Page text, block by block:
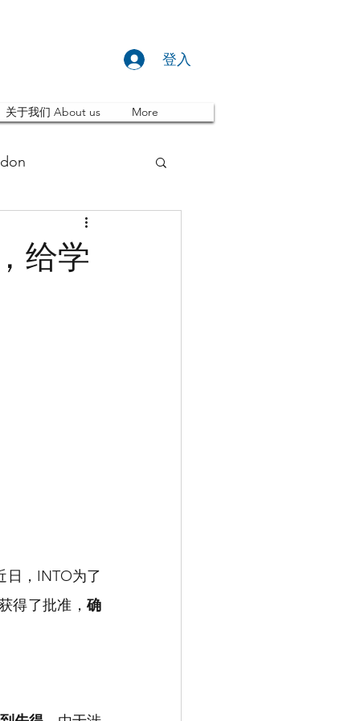
登入
关于我们 About us More
给学
日，INTO为了
得了批准，确